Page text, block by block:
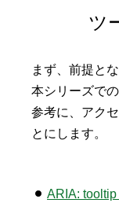
ツ
まず、前提と
本シリーズで
参考に、アク
とにします。
ARIA: